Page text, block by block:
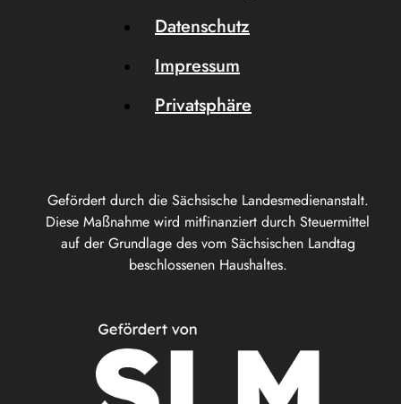
Gefördert durch die Sächsische Landesmedienanstalt.
Diese Maßnahme wird mitfinanziert durch Steuermittel
auf der Grundlage des vom Sächsischen Landtag
beschlossenen Haushaltes.
Datenschutz
Impressum
Privatsphäre